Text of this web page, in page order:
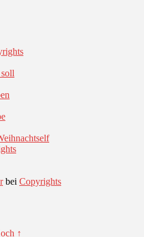
bei Copyrights
↑